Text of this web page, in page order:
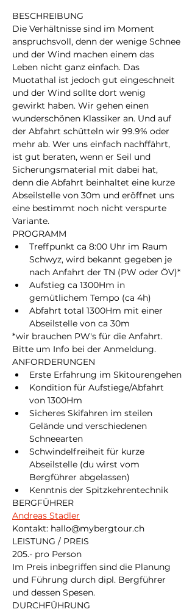
BESCHREIBUNG
Die Verhältnisse sind im Moment
anspruchsvoll, denn der wenige Schnee
und der Wind machen einem das
Leben nicht ganz einfach. Das
Muotathal ist jedoch gut eingeschneit
und der Wind sollte dort wenig
gewirkt haben. Wir gehen einen
wunderschönen Klassiker an. Und auf
der Abfahrt schütteln wir 99.9% oder
mehr ab. Wer uns einfach nachffährt,
ist gut beraten, wenn er Seil und
Sicherungsmaterial mit dabei hat,
denn die Abfahrt beinhaltet eine kurze
Abseilstelle von 30m und eröffnet uns
eine bestimmt noch nicht verspurte
Variante.
PROGRAMM
Treffpunkt ca 8:00 Uhr im Raum
Schwyz, wird bekannt gegeben je
nach Anfahrt der TN (PW oder ÖV)*
Aufstieg ca 1300Hm in
gemütlichem Tempo (ca 4h)
Abfahrt total 1300Hm mit einer
Abseilstelle von ca 30m
*wir brauchen PW's für die Anfahrt.
Bitte um Info bei der Anmeldung.
ANFORDERUNGEN
Erste Erfahrung im Skitourengehen
Kondition für Aufstiege/Abfahrt
von 1300Hm
Sicheres Skifahren im steilen
Gelände und verschiedenen
Schneearten
Schwindelfreiheit für kurze
Abseilstelle (du wirst vom
Bergführer abgelassen)
Kenntnis der Spitzkehrentechnik
BERGFÜHRER
Andreas Stadler
Kontakt: hallo@mybergtour.ch
LEISTUNG / PREIS
205.- pro Person
Im Preis inbegriffen sind die Planung
und Führung durch dipl. Bergführer
und dessen Spesen.
DURCHFÜHRUNG